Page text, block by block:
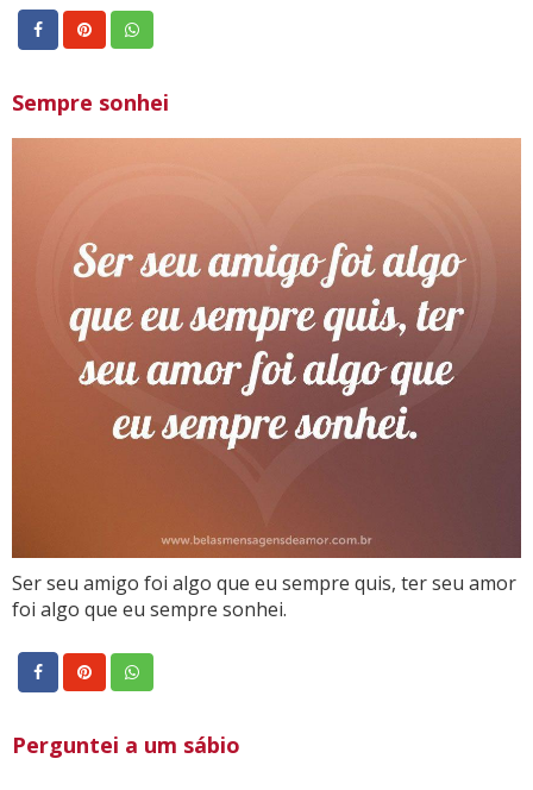
Sempre sonhei
Ser seu amigo foi algo que eu sempre quis, ter seu amor
foi algo que eu sempre sonhei.
Perguntei a um sábio